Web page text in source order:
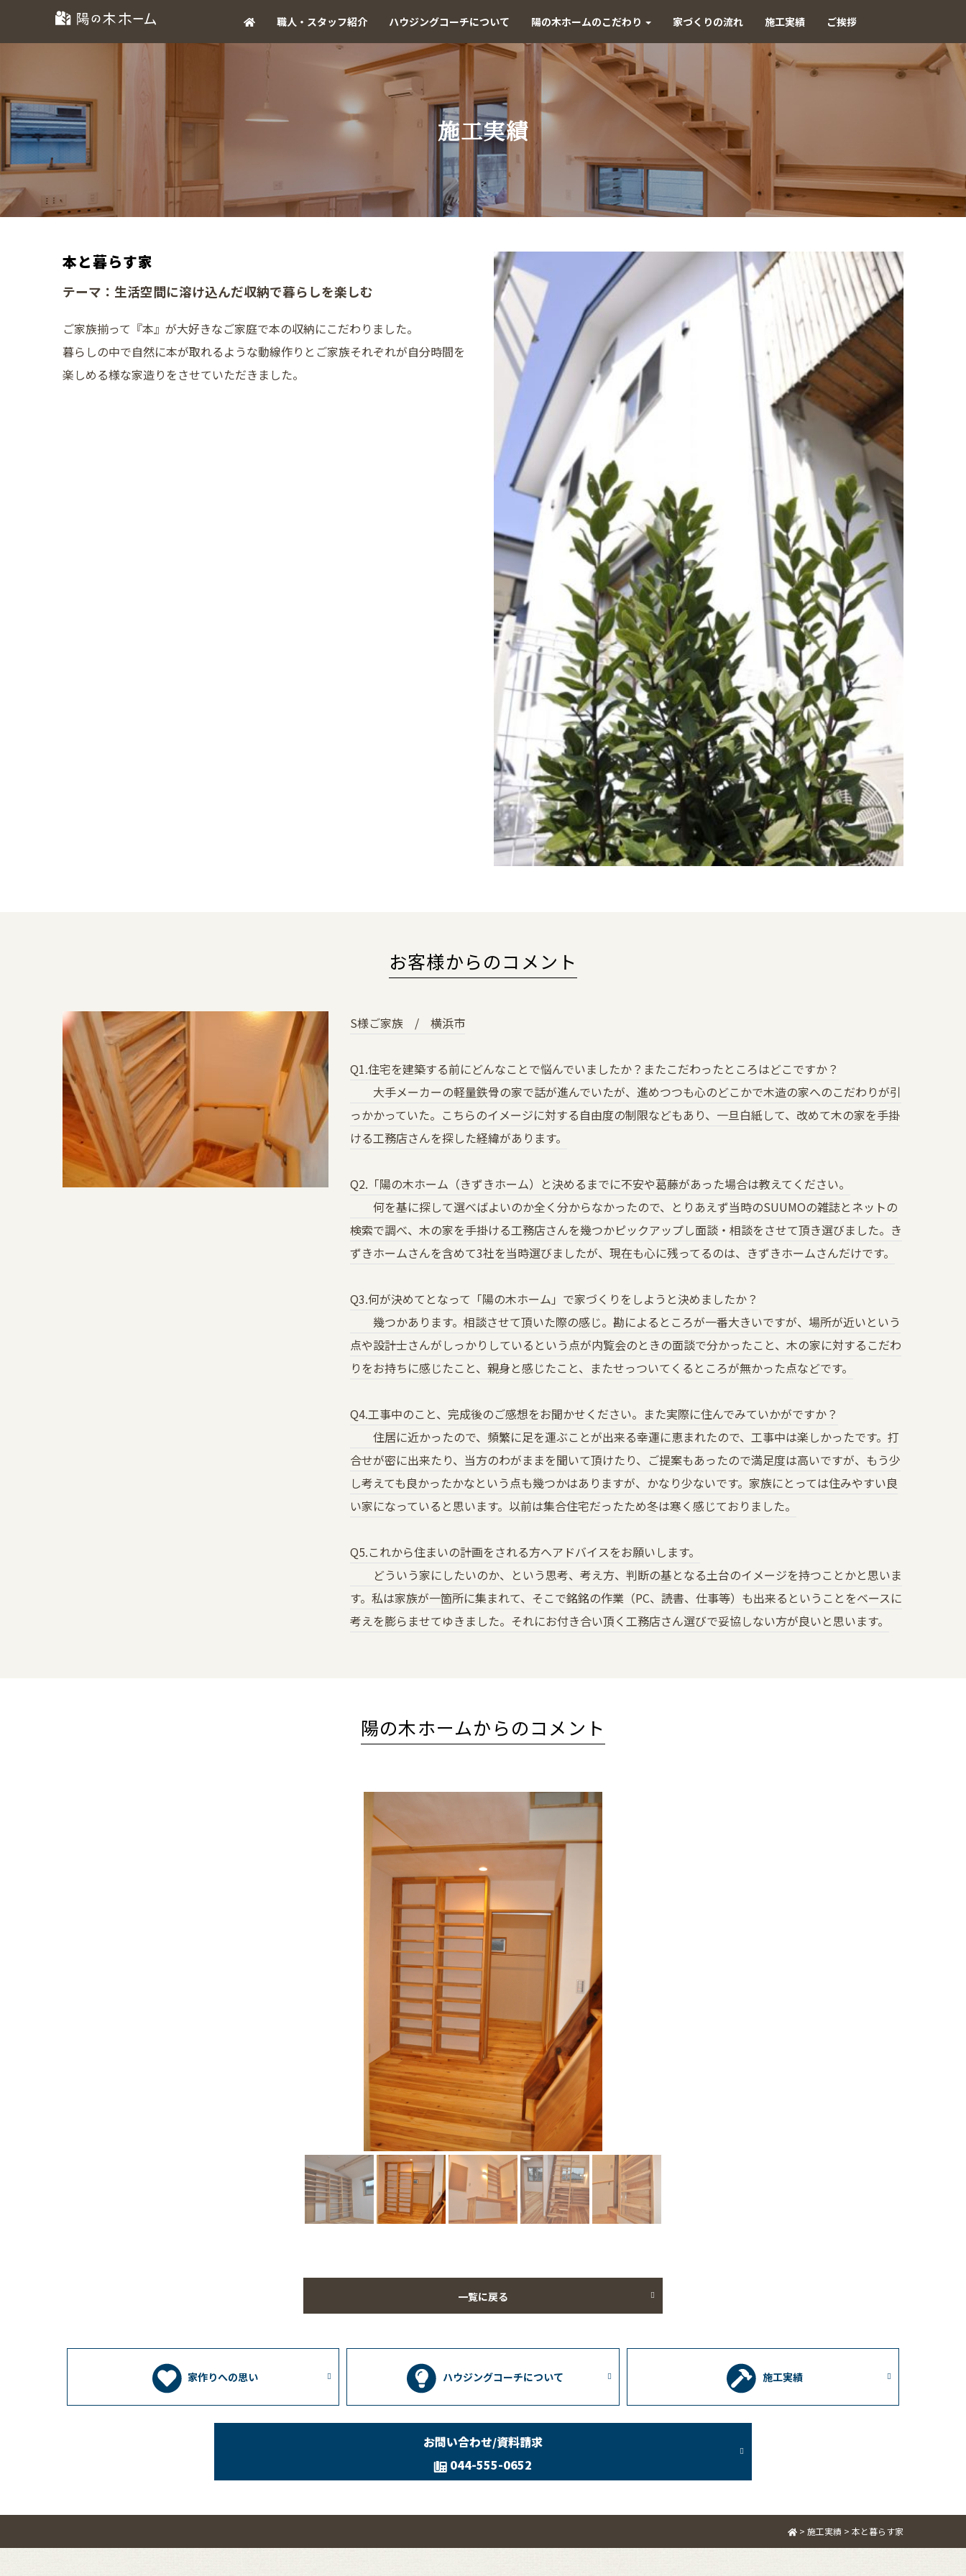
職人・スタッフ紹介 ハウジングコーチについて 陽の木ホームのこだわり 家づくりの流れ 施工実績 ご挨拶
施工実績
本と暮らす家
テーマ：生活空間に溶け込んだ収納で暮らしを楽しむ
ご家族揃って『本』が大好きなご家庭で本の収納にこだわりました。
暮らしの中で自然に本が取れるような動線作りとご家族それぞれが自分時間を
楽しめる様な家造りをさせていただきました。
お客様からのコメント
S様ご家族 / 横浜市
Q1.住宅を建築する前にどんなことで悩んでいましたか？またこだわったところはどこですか？
大手メーカーの軽量鉄骨の家で話が進んでいたが、進めつつも心のどこかで木造の家へのこだわりが引
っかかっていた。こちらのイメージに対する自由度の制限などもあり、一旦白紙して、改めて木の家を手掛
ける工務店さんを探した経緯があります。
Q2.「陽の木ホーム（きずきホーム）と決めるまでに不安や葛藤があった場合は教えてください。
何を基に探して選べばよいのか全く分からなかったので、とりあえず当時のSUUMOの雑誌とネットの
検索で調べ、木の家を手掛ける工務店さんを幾つかピックアップし面談・相談をさせて頂き選びました。き
ずきホームさんを含めて3社を当時選びましたが、現在も心に残ってるのは、きずきホームさんだけです。
Q3.何が決めてとなって「陽の木ホーム」で家づくりをしようと決めましたか？
幾つかあります。相談させて頂いた際の感じ。勘によるところが一番大きいですが、場所が近いという
点や設計士さんがしっかりしているという点が内覧会のときの面談で分かったこと、木の家に対するこだわ
りをお持ちに感じたこと、親身と感じたこと、またせっついてくるところが無かった点などです。
Q4.工事中のこと、完成後のご感想をお聞かせください。また実際に住んでみていかがですか？
住居に近かったので、頻繁に足を運ぶことが出来る幸運に恵まれたので、工事中は楽しかったです。打
合せが密に出来たり、当方のわがままを聞いて頂けたり、ご提案もあったので満足度は高いですが、もう少
し考えても良かったかなという点も幾つかはありますが、かなり少ないです。家族にとっては住みやすい良
い家になっていると思います。以前は集合住宅だったため冬は寒く感じておりました。
Q5.これから住まいの計画をされる方へアドバイスをお願いします。
どういう家にしたいのか、という思考、考え方、判断の基となる土台のイメージを持つことかと思いま
す。私は家族が一箇所に集まれて、そこで銘銘の作業（PC、読書、仕事等）も出来るということをベースに
考えを膨らませてゆきました。それにお付き合い頂く工務店さん選びで妥協しない方が良いと思います。
陽の木ホームからのコメント
一覧に戻る
家作りへの思い ハウジングコーチについて 施工実績
お問い合わせ/資料請求
044-555-0652
> 施工実績 > 本と暮らす家